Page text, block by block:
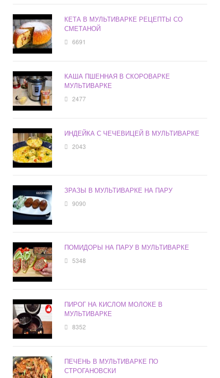
КЕТА В МУЛЬТИВАРКЕ РЕЦЕПТЫ СО
СМЕТАНОЙ
6691
КАША ПШЕННАЯ В СКОРОВАРКЕ
МУЛЬТИВАРКЕ
2477
ИНДЕЙКА С ЧЕЧЕВИЦЕЙ В МУЛЬТИВАРКЕ
2043
ЗРАЗЫ В МУЛЬТИВАРКЕ НА ПАРУ
9090
ПОМИДОРЫ НА ПАРУ В МУЛЬТИВАРКЕ
5348
ПИРОГ НА КИСЛОМ МОЛОКЕ В
МУЛЬТИВАРКЕ
8352
ПЕЧЕНЬ В МУЛЬТИВАРКЕ ПО
СТРОГАНОВСКИ